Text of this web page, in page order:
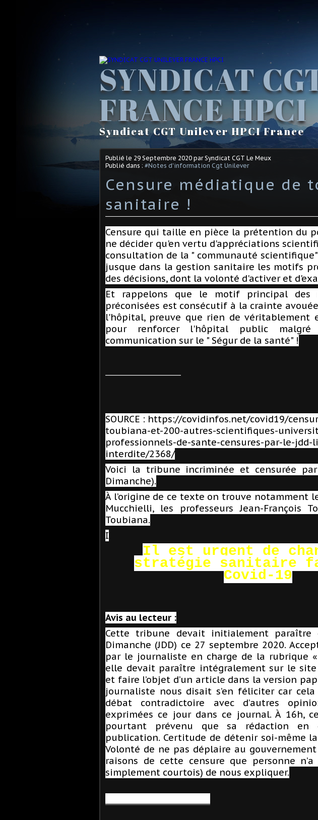
SYNDICAT
FRANCE HPCI
Syndicat CGT Unilever HPCI France
Publié le 29 Septembre 2020 par Syndicat CGT Le Meux
Publié dans : #Notes d'information Cgt Unilever
Censure médiatique de
sanitaire !
Censure qui taille en pièce la prétention du
ne décider qu'en vertu d'appréciations
consultation de la " communauté
jusque dans la gestion sanitaire les motifs
des décisions, dont la volonté d'activer et
Et rappelons que le motif principal des
préconisées est consécutif à la crainte
l'hôpital, preuve que rien de véritablement
pour renforcer l'hôpital public
communication sur le " Ségur de la santé" !
SOURCE : https://covidinfos.net/covid19/
toubiana-et-200-autres-scientifiques-
professionnels-de-sante-censures-par-le-jdd-
interdite/2368/
Voici la tribune incriminée et censurée
Dimanche).
À l’origine de ce texte on trouve notamment
Mucchielli, les professeurs Jean-François
Toubiana.
I
Il est urgent de
stratégie sanitaire
Covid-19
Avis au lecteur :
Cette tribune devait initialement paraître
Dimanche (JDD) ce 27 septembre 2020.
par le journaliste en charge de la rubrique
elle devait paraître intégralement sur le
et faire l’objet d’un article dans la version
journaliste nous disait s’en féliciter car
débat contradictoire avec d’autres
exprimées ce jour dans ce journal. À 16h,
pourtant prévenu que sa rédaction en
publication. Certitude de détenir soi-même
Volonté de ne pas déplaire au
raisons de cette censure que personne
simplement courtois) de nous expliquer.